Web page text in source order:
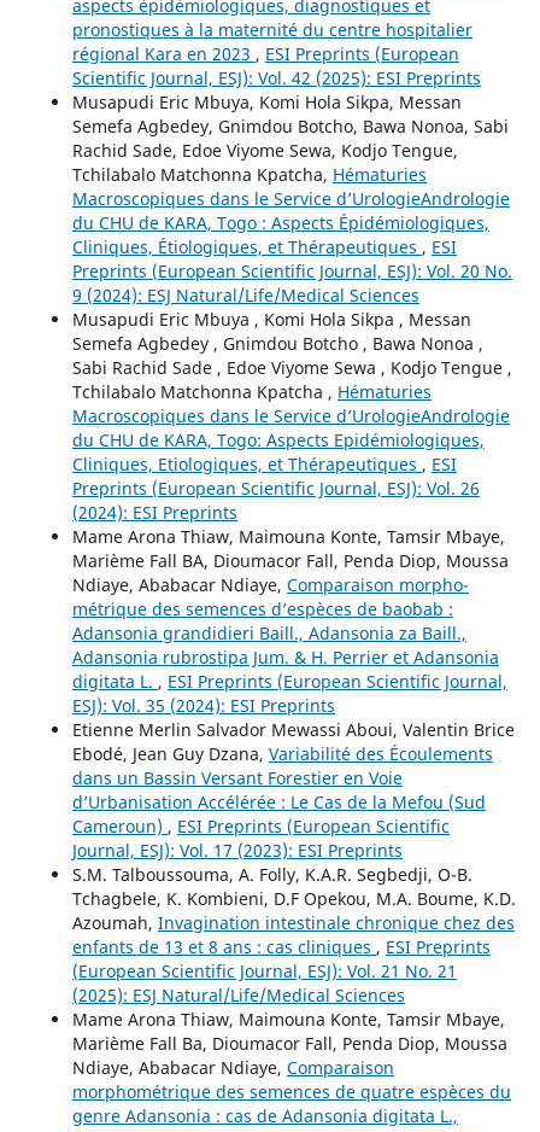
aspects épidémiologiques, diagnostiques et
pronostiques à la maternité du centre hospitalier
régional Kara en 2023 , ESI Preprints (European
Scientific Journal, ESJ): Vol. 42 (2025): ESI Preprints
Musapudi Eric Mbuya, Komi Hola Sikpa, Messan
Semefa Agbedey, Gnimdou Botcho, Bawa Nonoa, Sabi
Rachid Sade, Edoe Viyome Sewa, Kodjo Tengue,
Tchilabalo Matchonna Kpatcha, Hématuries
Macroscopiques dans le Service d’UrologieAndrologie
du CHU de KARA, Togo : Aspects Épidémiologiques,
Cliniques, Étiologiques, et Thérapeutiques , ESI
Preprints (European Scientific Journal, ESJ): Vol. 20 No.
9 (2024): ESJ Natural/Life/Medical Sciences
Musapudi Eric Mbuya , Komi Hola Sikpa , Messan
Semefa Agbedey , Gnimdou Botcho , Bawa Nonoa ,
Sabi Rachid Sade , Edoe Viyome Sewa , Kodjo Tengue ,
Tchilabalo Matchonna Kpatcha , Hématuries
Macroscopiques dans le Service d’UrologieAndrologie
du CHU de KARA, Togo: Aspects Epidémiologiques,
Cliniques, Etiologiques, et Thérapeutiques , ESI
Preprints (European Scientific Journal, ESJ): Vol. 26
(2024): ESI Preprints
Mame Arona Thiaw, Maimouna Konte, Tamsir Mbaye,
Marième Fall BA, Dioumacor Fall, Penda Diop, Moussa
Ndiaye, Ababacar Ndiaye, Comparaison morpho-
métrique des semences d’espèces de baobab :
Adansonia grandidieri Baill., Adansonia za Baill.,
Adansonia rubrostipa Jum. & H. Perrier et Adansonia
digitata L. , ESI Preprints (European Scientific Journal,
ESJ): Vol. 35 (2024): ESI Preprints
Etienne Merlin Salvador Mewassi Aboui, Valentin Brice
Ebodé, Jean Guy Dzana, Variabilité des Écoulements
dans un Bassin Versant Forestier en Voie
d’Urbanisation Accélérée : Le Cas de la Mefou (Sud
Cameroun) , ESI Preprints (European Scientific
Journal, ESJ): Vol. 17 (2023): ESI Preprints
S.M. Talboussouma, A. Folly, K.A.R. Segbedji, O-B.
Tchagbele, K. Kombieni, D.F Opekou, M.A. Boume, K.D.
Azoumah, Invagination intestinale chronique chez des
enfants de 13 et 8 ans : cas cliniques , ESI Preprints
(European Scientific Journal, ESJ): Vol. 21 No. 21
(2025): ESJ Natural/Life/Medical Sciences
Mame Arona Thiaw, Maimouna Konte, Tamsir Mbaye,
Marième Fall Ba, Dioumacor Fall, Penda Diop, Moussa
Ndiaye, Ababacar Ndiaye, Comparaison
morphométrique des semences de quatre espèces du
genre Adansonia : cas de Adansonia digitata L.,